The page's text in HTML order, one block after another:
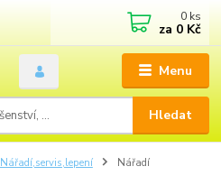
Menu
Hledat
0 ks
za 0 Kč
Nářadí,servis,lepení Nářadí